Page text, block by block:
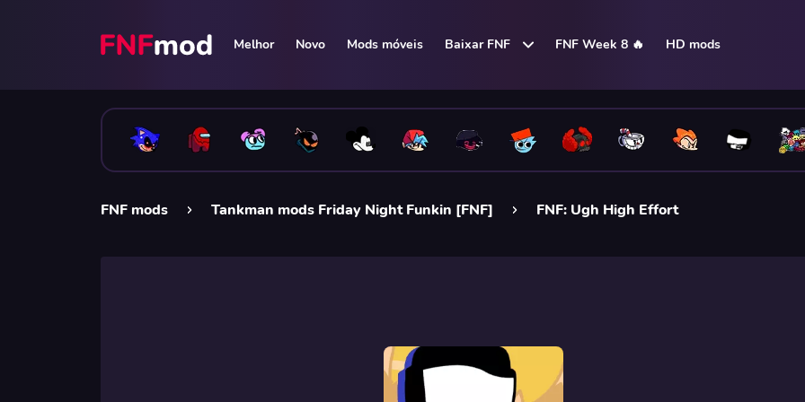
Melhor Novo Mods móveis Baixar FNF FNF Week 8 🔥 HD mods
FNF mods Tankman mods Friday Night Funkin [FNF] FNF: Ugh High Effort